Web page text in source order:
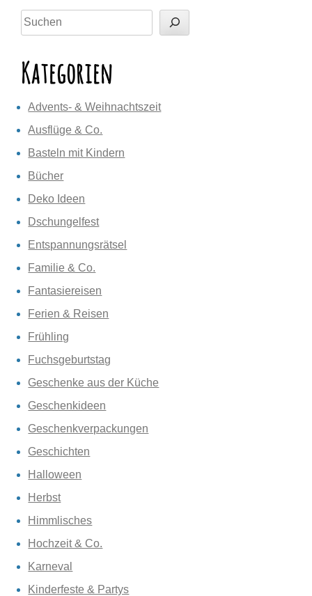
Suchen
Kategorien
Advents- & Weihnachtszeit
Ausflüge & Co.
Basteln mit Kindern
Bücher
Deko Ideen
Dschungelfest
Entspannungsrätsel
Familie & Co.
Fantasiereisen
Ferien & Reisen
Frühling
Fuchsgeburtstag
Geschenke aus der Küche
Geschenkideen
Geschenkverpackungen
Geschichten
Halloween
Herbst
Himmlisches
Hochzeit & Co.
Karneval
Kinderfeste & Partys